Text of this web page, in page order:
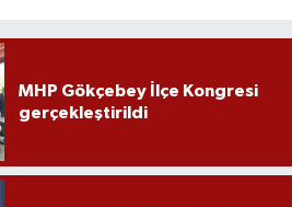
MHP Gökçebey İlçe Kongresi
gerçekleştirildi